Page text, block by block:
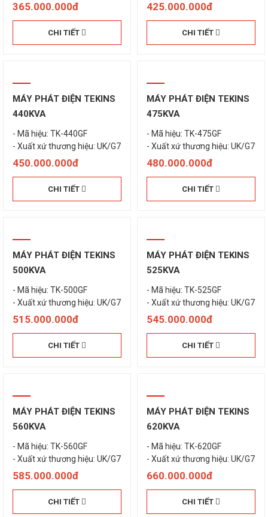
365.000.000đ
CHI TIẾT
425.000.000đ
CHI TIẾT
MÁY PHÁT ĐIỆN TEKINS
440KVA
- Mã hiệu: TK-440GF
- Xuất xứ thương hiệu: UK/G7
450.000.000đ
CHI TIẾT
MÁY PHÁT ĐIỆN TEKINS
475KVA
- Mã hiệu: TK-475GF
- Xuất xứ thương hiệu: UK/G7
480.000.000đ
CHI TIẾT
MÁY PHÁT ĐIỆN TEKINS
500KVA
- Mã hiệu: TK-500GF
- Xuất xứ thương hiệu: UK/G7
515.000.000đ
CHI TIẾT
MÁY PHÁT ĐIỆN TEKINS
525KVA
- Mã hiệu: TK-525GF
- Xuất xứ thương hiệu: UK/G7
545.000.000đ
CHI TIẾT
MÁY PHÁT ĐIỆN TEKINS
560KVA
- Mã hiệu: TK-560GF
- Xuất xứ thương hiệu: UK/G7
585.000.000đ
CHI TIẾT
MÁY PHÁT ĐIỆN TEKINS
620KVA
- Mã hiệu: TK-620GF
- Xuất xứ thương hiệu: UK/G7
660.000.000đ
CHI TIẾT